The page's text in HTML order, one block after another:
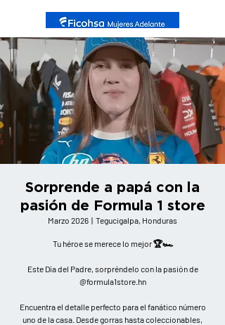
Sorprende a papá con la
pasión de Formula 1 store
Marzo 2026
  |
Tegucigalpa, Honduras
Tu héroe se merece lo mejor 🏆🏎️
Este Día del Padre, sorpréndelo con la pasión de
@formula1store.hn
Encuentra el detalle perfecto para el fanático número
uno de la casa. Desde gorras hasta coleccionables,